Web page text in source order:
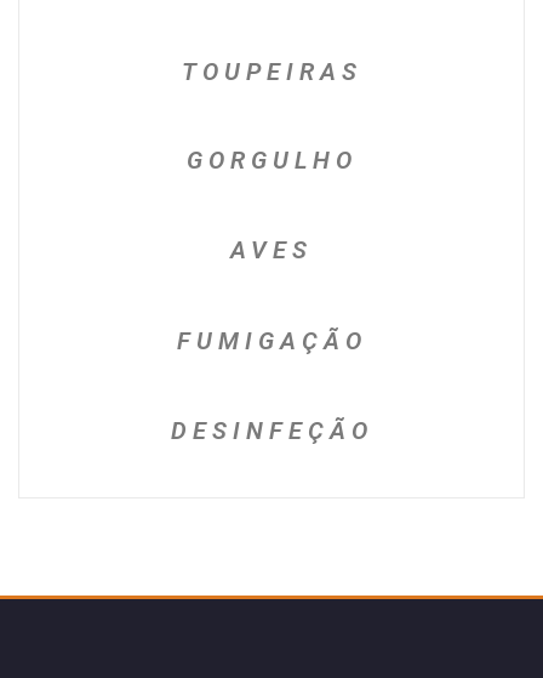
TOUPEIRAS
GORGULHO
AVES
FUMIGAÇÃO
DESINFEÇÃO